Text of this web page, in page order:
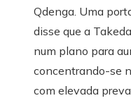
Qdenga. Uma
disse que a
num plano para
concentrando-se
com elevada